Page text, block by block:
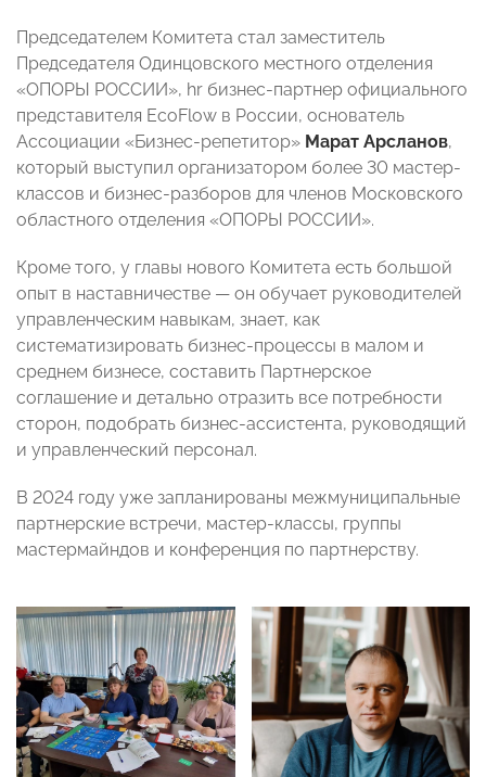
Председателем Комитета стал заместитель
Председателя Одинцовского местного отделения
«ОПОРЫ РОССИИ», hr бизнес-партнер официального
представителя EcoFlow в России, основатель
Ассоциации «Бизнес-репетитор» Марат Арсланов,
который выступил организатором более 30 мастер-
классов и бизнес-разборов для членов Московского
областного отделения «ОПОРЫ РОССИИ».
Кроме того, у главы нового Комитета есть большой
опыт в наставничестве — он обучает руководителей
управленческим навыкам, знает, как
систематизировать бизнес-процессы в малом и
среднем бизнесе, составить Партнерское
соглашение и детально отразить все потребности
сторон, подобрать бизнес-ассистента, руководящий
и управленческий персонал.
В 2024 году уже запланированы межмуниципальные
партнерские встречи, мастер-классы, группы
мастермайндов и конференция по партнерству.